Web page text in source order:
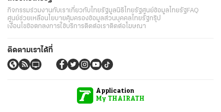
กิจกรรมร่วมงานกับเราเกี่ยวกับไทยรัฐมูลนิธิไทยรัฐศูนย์ข้อมูลไทยรัฐFAQ
ศูนย์ช่วยเหลือนโยบายคุ้มครองข้อมูลส่วนบุคคลไทยรัฐกรุ๊ป
เงื่อนไขข้อตกลงการใช้บริการติดต่อเราติดต่อโฆษณา
ติดตามเราได้ที่
Application
My THAIRATH